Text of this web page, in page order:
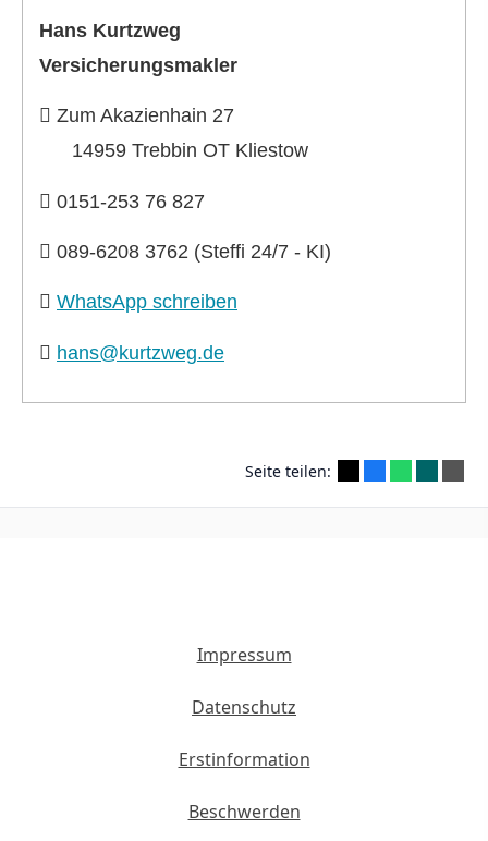
Hans Kurtzweg
Ver­sicherungs­makler
Zum Akazienhain 27
14959 Trebbin OT Kliestow
0151-253 76 827
089-6208 3762 (Steffi 24/7 - KI)
WhatsApp schreiben
hans@kurtzweg.de
Seite teilen:
Impressum
Datenschutz
Erstinformation
Beschwerden